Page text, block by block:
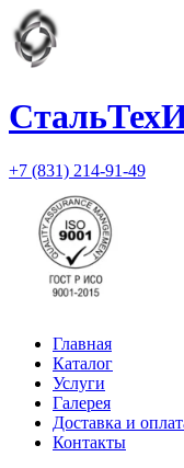
+7 (831) 214-91-49
Главная
Каталог
Услуги
Галерея
Доставка и
Контакты